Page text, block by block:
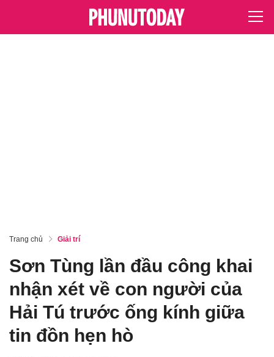
Trang chủ Giải trí
Sơn Tùng lần đầu công khai
nhận xét về con người của
Hải Tú trước ống kính giữa
tin đồn hẹn hò